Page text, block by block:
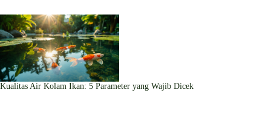
Kualitas Air Kolam Ikan: 5 Parameter yang Wajib Dicek